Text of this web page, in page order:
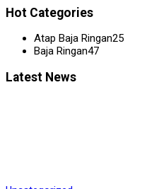
Hot Categories
Atap Baja Ringan25
Baja Ringan47
Latest News